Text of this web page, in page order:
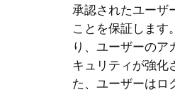
承認されたユーザ
ことを保証します
り、ユーザーのア
キュリティが強化
た、ユーザーはロ